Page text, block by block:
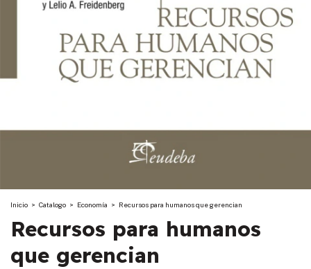
Inicio > Catalogo > Economía > Recursos para humanos que gerencian
Recursos para humanos
que gerencian